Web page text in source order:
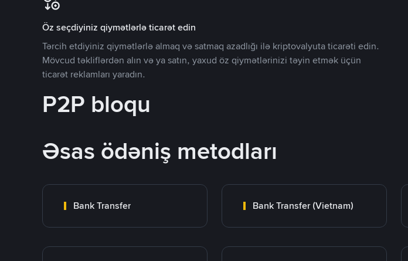
Öz seçdiyiniz qiymətlərlə ticarət edin
Tərcih etdiyiniz qiymətlərlə almaq və satmaq azadlığı ilə kriptovalyuta ticarəti edin.
Mövcud təkliflərdən alın və ya satın, yaxud öz qiymətlərinizi təyin etmək üçün
ticarət reklamları yaradın.
P2P bloqu
Əsas ödəniş metodları
Bank Transfer Bank Transfer (Vietnam)